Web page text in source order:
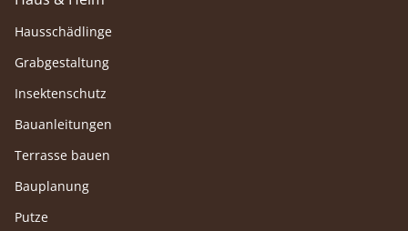
Hausschädlinge
Grabgestaltung
Insektenschutz
Bauanleitungen
Terrasse bauen
Bauplanung
Putze